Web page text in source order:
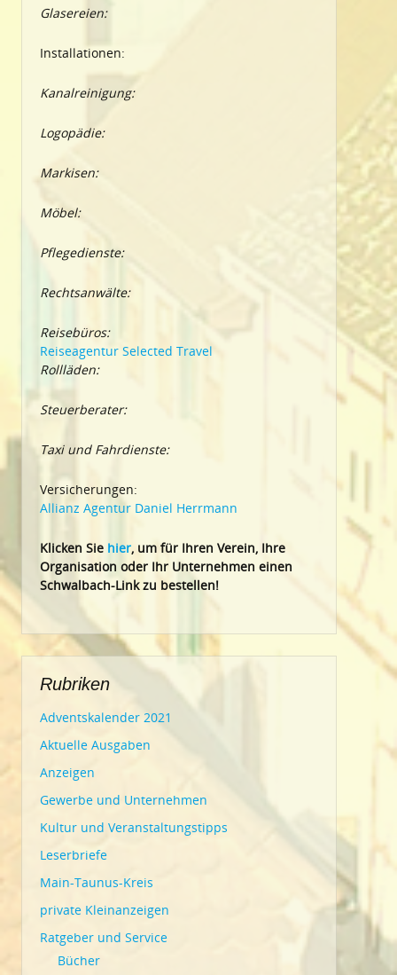
Glasereien:
Installationen:
Kanalreinigung:
Logopädie:
Markisen:
Möbel:
Pflegedienste:
Rechtsanwälte:
Reisebüros:
Reiseagentur Selected Travel
Rollläden:
Steuerberater:
Taxi und Fahrdienste:
Versicherungen:
Allianz Agentur Daniel Herrmann
Klicken Sie hier, um für Ihren Verein, Ihre
Organisation oder Ihr Unternehmen einen
Schwalbach-Link zu bestellen!
Rubriken
Adventskalender 2021
Aktuelle Ausgaben
Anzeigen
Gewerbe und Unternehmen
Kultur und Veranstaltungstipps
Leserbriefe
Main-Taunus-Kreis
private Kleinanzeigen
Ratgeber und Service
Bücher